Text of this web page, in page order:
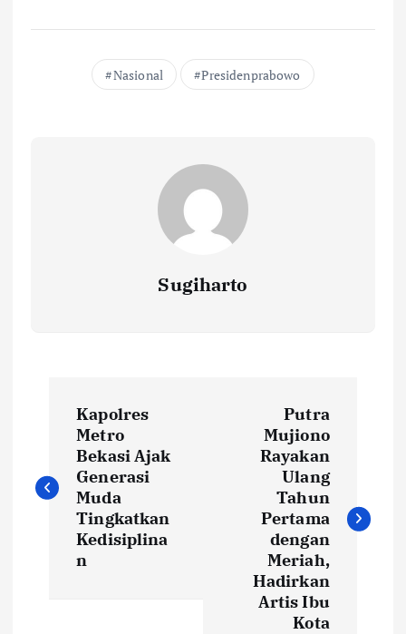
Nasional Presidenprabowo
Sugiharto
v
Kapolres
Metro
Bekasi Ajak
Generasi
Muda
Tingkatkan
Kedisiplina
n
Putra
Mujiono
Rayakan
Ulang
Tahun
Pertama
dengan
Meriah,
Hadirkan
Artis Ibu
Kota